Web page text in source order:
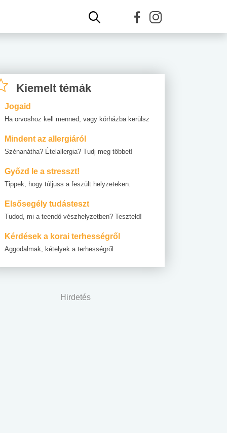
Kiemelt témák
Jogaid
Ha orvoshoz kell menned, vagy kórházba kerülsz
Mindent az allergiáról
Szénanátha? Ételallergia? Tudj meg többet!
Győzd le a stresszt!
Tippek, hogy túljuss a feszült helyzeteken.
Elsősegély tudásteszt
Tudod, mi a teendő vészhelyzetben? Teszteld!
Kérdések a korai terhességről
Aggodalmak, kételyek a terhességről
Hirdetés